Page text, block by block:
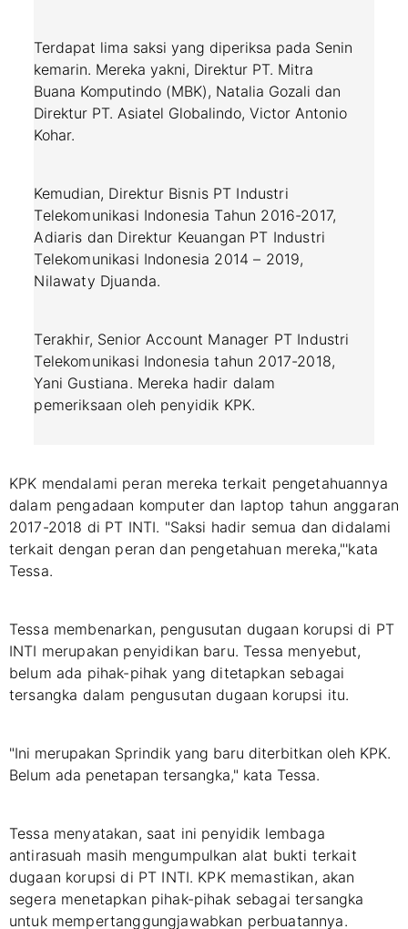
Terdapat lima saksi yang diperiksa pada Senin
kemarin. Mereka yakni, Direktur PT. Mitra
Buana Komputindo (MBK), Natalia Gozali dan
Direktur PT. Asiatel Globalindo, Victor Antonio
Kohar.
Kemudian, Direktur Bisnis PT Industri
Telekomunikasi Indonesia Tahun 2016-2017,
Adiaris dan Direktur Keuangan PT Industri
Telekomunikasi Indonesia 2014 – 2019,
Nilawaty Djuanda.
Terakhir, Senior Account Manager PT Industri
Telekomunikasi Indonesia tahun 2017-2018,
Yani Gustiana. Mereka hadir dalam
pemeriksaan oleh penyidik KPK.
KPK mendalami peran mereka terkait pengetahuannya
dalam pengadaan komputer dan laptop tahun anggaran
2017-2018 di PT INTI. "Saksi hadir semua dan didalami
terkait dengan peran dan pengetahuan mereka,"'kata
Tessa.
Tessa membenarkan, pengusutan dugaan korupsi di PT
INTI merupakan penyidikan baru. Tessa menyebut,
belum ada pihak-pihak yang ditetapkan sebagai
tersangka dalam pengusutan dugaan korupsi itu.
"Ini merupakan Sprindik yang baru diterbitkan oleh KPK.
Belum ada penetapan tersangka," kata Tessa.
Tessa menyatakan, saat ini penyidik lembaga
antirasuah masih mengumpulkan alat bukti terkait
dugaan korupsi di PT INTI. KPK memastikan, akan
segera menetapkan pihak-pihak sebagai tersangka
untuk mempertanggungjawabkan perbuatannya.